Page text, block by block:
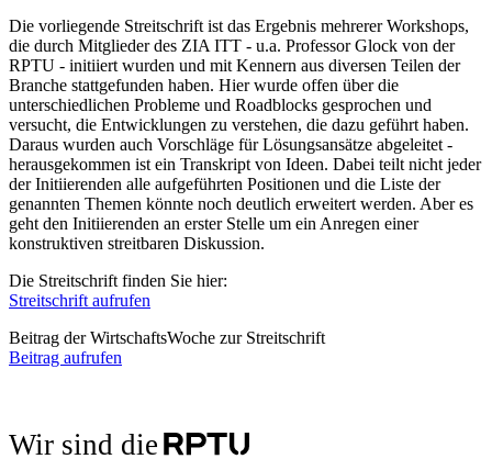
Die vorliegende Streitschrift ist das Ergebnis mehrerer Workshops,
die durch Mitglieder des ZIA ITT - u.a. Professor Glock von der
RPTU - initiiert wurden und mit Kennern aus diversen Teilen der
Branche stattgefunden haben. Hier wurde offen über die
unterschiedlichen Probleme und Roadblocks gesprochen und
versucht, die Entwicklungen zu verstehen, die dazu geführt haben.
Daraus wurden auch Vorschläge für Lösungsansätze abgeleitet -
herausgekommen ist ein Transkript von Ideen. Dabei teilt nicht jeder
der Initiierenden alle aufgeführ­ten Positionen und die Liste der
genannten The­men könnte noch deutlich erweitert werden. Aber es
geht den Initiierenden an erster Stelle um ein Anregen einer
konstruktiven streitbaren Diskussion.
Die Streitschrift finden Sie hier:
Streitschrift aufrufen
Beitrag der WirtschaftsWoche zur Streitschrift
Beitrag aufrufen
Wir sind die